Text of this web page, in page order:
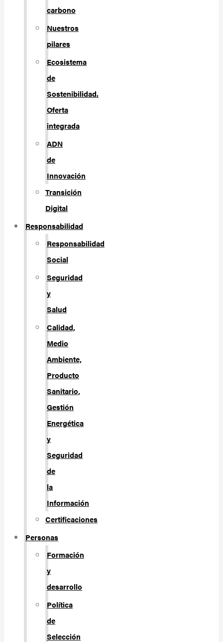
carbono
Nuestros
pilares
Ecosistema
de
Sostenibilidad.
Oferta
integrada
ADN
de
Innovación
Transición
Digital
Responsabilidad
Responsabilidad
Social
Seguridad
y
Salud
Calidad,
Medio
Ambiente,
Producto
Sanitario,
Gestión
Energética
y
Seguridad
de
la
Información
Certificaciones
Personas
Formación
y
desarrollo
Política
de
Selección